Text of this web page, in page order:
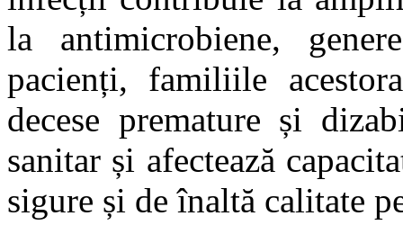
la antimicrobiene,
pacienți, familiile
decese premature și
sanitar și afectează
sigure și de înaltă calitate